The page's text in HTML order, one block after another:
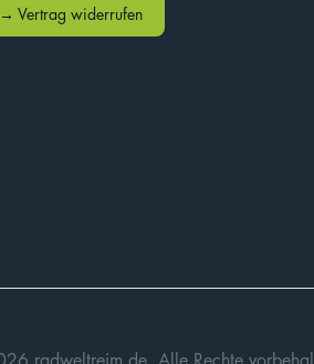
→ Vertrag widerrufen
radweltreim.de. Alle Rechte